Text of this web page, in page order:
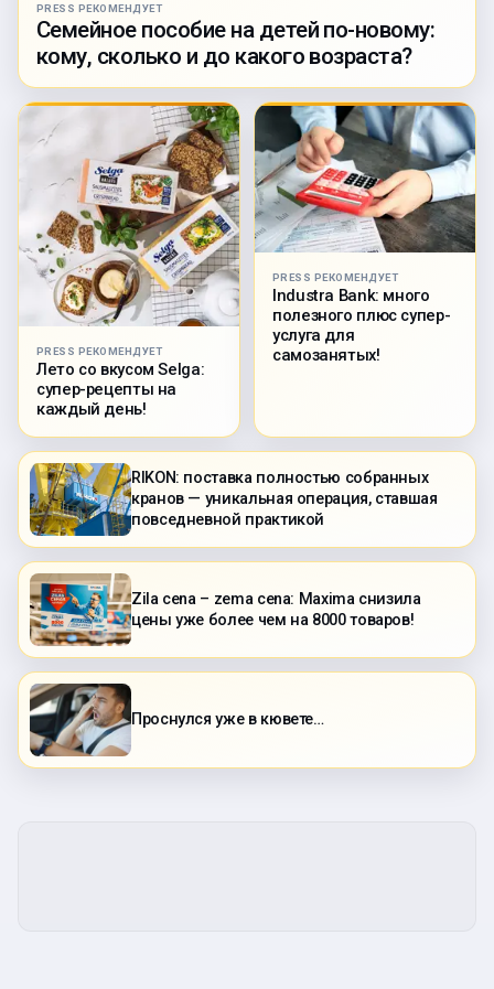
PRESS РЕКОМЕНДУЕТ
Семейное пособие на детей по-новому:
кому, сколько и до какого возраста?
PRESS РЕКОМЕНДУЕТ
Лето со вкусом Selga:
супер-рецепты на
каждый день!
PRESS РЕКОМЕНДУЕТ
Industra Bank: много
полезного плюс супер-
услуга для
самозанятых!
RIKON: поставка полностью собранных
кранов — уникальная операция, ставшая
повседневной практикой
Zila cena – zema cena: Maxima снизила
цены уже более чем на 8000 товаров!
Проснулся уже в кювете…